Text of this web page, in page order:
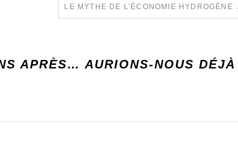
LE MYTHE DE L’ÉCONOMIE HYDROGÈNE
APRÈS… AURIONS-NOUS DÉJÀ